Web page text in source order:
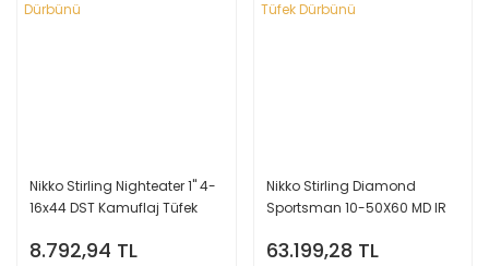
Nikko Stirling Nighteater 1'' 4-
16x44 DST Kamuflaj Tüfek
8.792,94 TL
Nikko Stirling Diamond
Sportsman 10-50X60 MD IR
63.199,28 TL